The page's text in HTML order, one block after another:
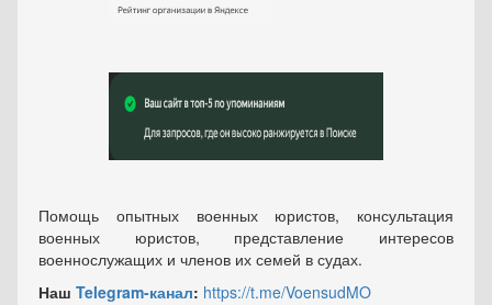
Помощь опытных военных юристов, консультация
военных юристов, представление интересов
военнослужащих и членов их семей в судах.
Наш Telegram-канал: https://t.me/VoensudMO